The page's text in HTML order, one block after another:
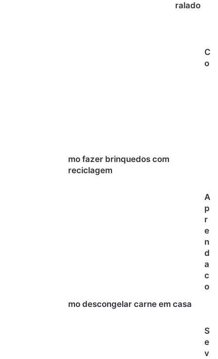
ralado
C
o
mo fazer brinquedos com
reciclagem
A
p
r
e
n
d
a
c
o
mo descongelar carne em casa
S
e
v